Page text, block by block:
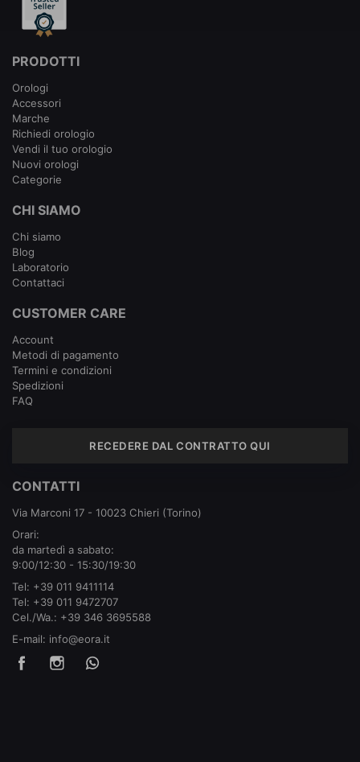
PRODOTTI
Orologi
Accessori
Marche
Richiedi orologio
Vendi il tuo orologio
Nuovi orologi
Categorie
CHI SIAMO
Chi siamo
Blog
Laboratorio
Contattaci
CUSTOMER CARE
Account
Metodi di pagamento
Termini e condizioni
Spedizioni
FAQ
RECEDERE DAL CONTRATTO QUI
CONTATTI
Via Marconi 17 - 10023 Chieri (Torino)
Orari:
da martedì a sabato:
9:00/12:30 - 15:30/19:30
Tel: +39 011 9411114
Tel: +39 011 9472707
Cel./Wa.: +39 346 3695588
E-mail: info@eora.it